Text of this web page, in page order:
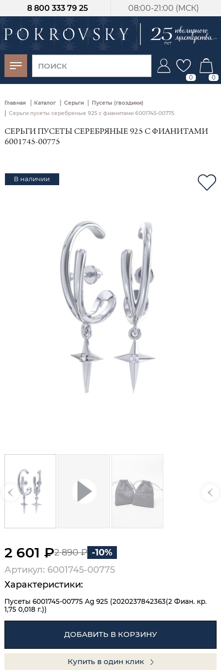
08:00-21:00 (МСК)
8 800 333 79 25
0 0
Главная | Каталог | Серьги | Пусеты (гвоздики)
| Серьги пусеты серебряные 925 с фианитами 6001745-00775
СЕРЬГИ ПУСЕТЫ СЕРЕБРЯНЫЕ 925 С ФИАНИТАМИ
6001745-00775
В наличии
2 601 ₽2 890 ₽ -10%
Артикул: 6001745-00775
Характеристики:
Пусеты 6001745-00775 Ag 925 (2020237842363(2 Фиан. кр.
1,75 0,018 г.))
ДОБАВИТЬ В КОРЗИНУ
Купить в один клик
-30%
от 15 дней с
момента оплаты